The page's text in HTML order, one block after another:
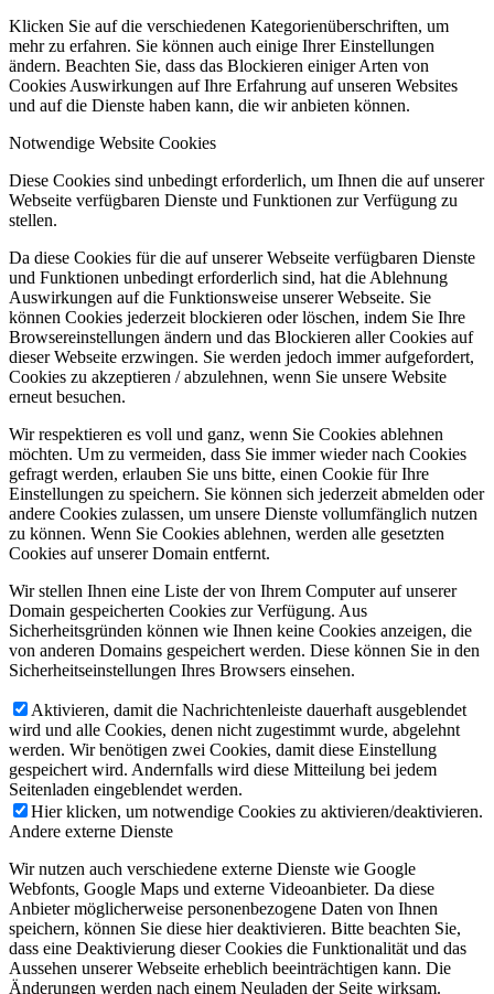
Klicken Sie auf die verschiedenen Kategorienüberschriften, um
mehr zu erfahren. Sie können auch einige Ihrer Einstellungen
ändern. Beachten Sie, dass das Blockieren einiger Arten von
Cookies Auswirkungen auf Ihre Erfahrung auf unseren Websites
und auf die Dienste haben kann, die wir anbieten können.
Notwendige Website Cookies
Diese Cookies sind unbedingt erforderlich, um Ihnen die auf unserer
Webseite verfügbaren Dienste und Funktionen zur Verfügung zu
stellen.
Da diese Cookies für die auf unserer Webseite verfügbaren Dienste
und Funktionen unbedingt erforderlich sind, hat die Ablehnung
Auswirkungen auf die Funktionsweise unserer Webseite. Sie
können Cookies jederzeit blockieren oder löschen, indem Sie Ihre
Browsereinstellungen ändern und das Blockieren aller Cookies auf
dieser Webseite erzwingen. Sie werden jedoch immer aufgefordert,
Cookies zu akzeptieren / abzulehnen, wenn Sie unsere Website
erneut besuchen.
Wir respektieren es voll und ganz, wenn Sie Cookies ablehnen
möchten. Um zu vermeiden, dass Sie immer wieder nach Cookies
gefragt werden, erlauben Sie uns bitte, einen Cookie für Ihre
Einstellungen zu speichern. Sie können sich jederzeit abmelden oder
andere Cookies zulassen, um unsere Dienste vollumfänglich nutzen
zu können. Wenn Sie Cookies ablehnen, werden alle gesetzten
Cookies auf unserer Domain entfernt.
Wir stellen Ihnen eine Liste der von Ihrem Computer auf unserer
Domain gespeicherten Cookies zur Verfügung. Aus
Sicherheitsgründen können wie Ihnen keine Cookies anzeigen, die
von anderen Domains gespeichert werden. Diese können Sie in den
Sicherheitseinstellungen Ihres Browsers einsehen.
Aktivieren, damit die Nachrichtenleiste dauerhaft ausgeblendet
wird und alle Cookies, denen nicht zugestimmt wurde, abgelehnt
werden. Wir benötigen zwei Cookies, damit diese Einstellung
gespeichert wird. Andernfalls wird diese Mitteilung bei jedem
Seitenladen eingeblendet werden.
Hier klicken, um notwendige Cookies zu aktivieren/deaktivieren.
Andere externe Dienste
Wir nutzen auch verschiedene externe Dienste wie Google
Webfonts, Google Maps und externe Videoanbieter. Da diese
Anbieter möglicherweise personenbezogene Daten von Ihnen
speichern, können Sie diese hier deaktivieren. Bitte beachten Sie,
dass eine Deaktivierung dieser Cookies die Funktionalität und das
Aussehen unserer Webseite erheblich beeinträchtigen kann. Die
Änderungen werden nach einem Neuladen der Seite wirksam.